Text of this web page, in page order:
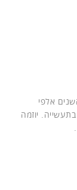
אלפי
יוזמה